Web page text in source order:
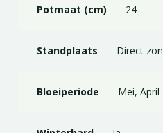
Potmaat (cm) 24
Standplaats Direct
Bloeiperiode Mei, April